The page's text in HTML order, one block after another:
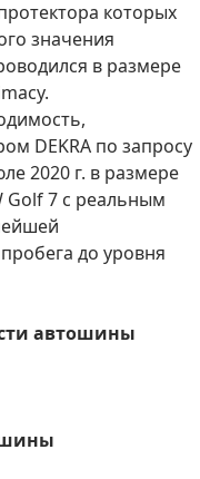
которых
значения
в размере
DEKRA по запросу
2020 г. в размере
Golf 7 с реальным
до уровня
автошины
шины